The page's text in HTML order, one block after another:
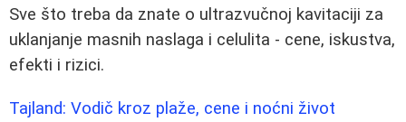
Sve što treba da znate o ultrazvučnoj kavitaciji za
uklanjanje masnih naslaga i celulita - cene, iskustva,
efekti i rizici.
Tajland: Vodič kroz plaže, cene i noćni život